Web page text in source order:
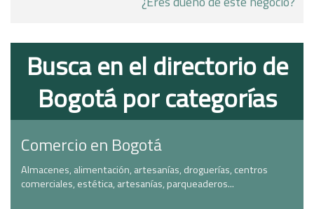
Busca en el directorio de
Bogotá por categorías
Comercio en Bogotá
Almacenes, alimentación, artesanías, droguerías, centros
comerciales, estética, artesanías, parqueaderos...